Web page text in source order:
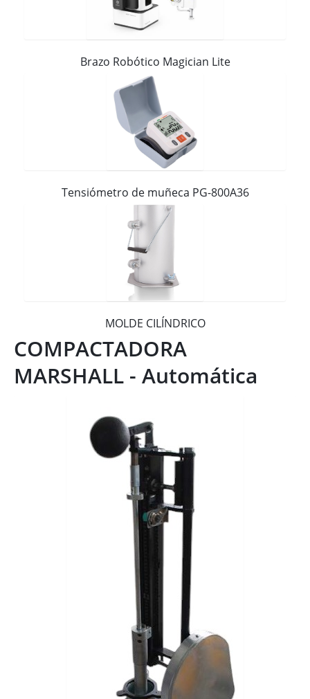
Brazo Robótico Magician Lite
Tensiómetro de muñeca PG-800A36
MOLDE CILÍNDRICO
COMPACTADORA
MARSHALL - Automática